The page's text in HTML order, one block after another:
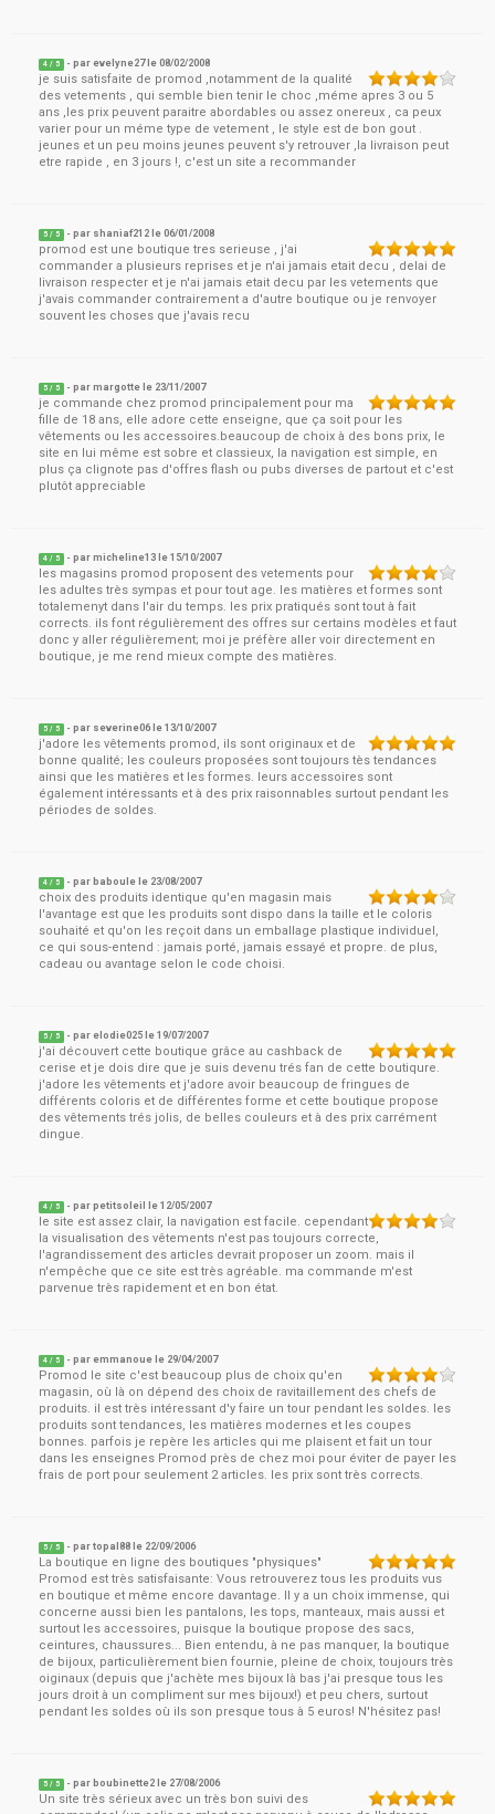
4 / 5 - parevelyne27le08/02/2008
je suis satisfaite de promod ,notamment de la qualité
des vetements , qui semble bien tenir le choc ,méme apres 3 ou 5
ans ,les prix peuvent paraitre abordables ou assez onereux , ca peux
varier pour un méme type de vetement , le style est de bon gout .
jeunes et un peu moins jeunes peuvent s'y retrouver ,la livraison peut
etre rapide , en 3 jours !, c'est un site a recommander
5 / 5 - par shaniaf212 le06/01/2008
promod est une boutique tres serieuse , j'ai
commander a plusieurs reprises et je n'ai jamais etait decu , delai de
livraison respecter et je n'ai jamais etait decu par les vetements que
j'avais commander contrairement a d'autre boutique ou je renvoyer
souvent les choses que j'avais recu
5 / 5 - parmargotte le 23/11/2007
je commande chez promod principalement pour ma
fille de 18 ans, elle adore cette enseigne, que ça soit pour les
vêtements ou les accessoires.beaucoup de choix à des bons prix, le
site en lui même est sobre et classieux, la navigation est simple, en
plus ça clignote pas d'offres flash ou pubs diverses de partout et c'est
plutôt appreciable
4 / 5 - parmicheline13 le15/10/2007
les magasins promod proposent des vetements pour
les adultes très sympas et pour tout age. les matières et formes sont
totalemenyt dans l'air du temps. les prix pratiqués sont tout à fait
corrects. ils font régulièrement des offres sur certains modèles et faut
donc y aller régulièrement; moi je préfère aller voir directement en
boutique, je me rend mieux compte des matières.
5 / 5 - par severine06le13/10/2007
j'adore les vêtements promod, ils sont originaux et de
bonne qualité; les couleurs proposées sont toujours tès tendances
ainsi que les matières et les formes. leurs accessoires sont
également intéressants et à des prix raisonnables surtout pendant les
périodes de soldes.
4 / 5 - par baboule le 23/08/2007
choix des produits identique qu'en magasin mais
l'avantage est que les produits sont dispo dans la taille et le coloris
souhaité et qu'on les reçoit dans un emballage plastique individuel,
ce qui sous-entend : jamais porté, jamais essayé et propre. de plus,
cadeau ou avantage selon le code choisi.
5 / 5 - parelodie025 le19/07/2007
j'ai découvert cette boutique grâce au cashback de
cerise et je dois dire que je suis devenu trés fan de cette boutiqure.
j'adore les vêtements et j'adore avoir beaucoup de fringues de
différents coloris et de différentes forme et cette boutique propose
des vêtements trés jolis, de belles couleurs et à des prix carrément
dingue.
4 / 5 - parpetitsoleil le12/05/2007
le site est assez clair, la navigation est facile. cependant
la visualisation des vêtements n'est pas toujours correcte,
l'agrandissement des articles devrait proposer un zoom. mais il
n'empêche que ce site est très agréable. ma commande m'est
parvenue très rapidement et en bon état.
4 / 5 - paremmanoue le 29/04/2007
Promod le site c'est beaucoup plus de choix qu'en
magasin, où là on dépend des choix de ravitaillement des chefs de
produits. il est très intéressant d'y faire un tour pendant les soldes. les
produits sont tendances, les matières modernes et les coupes
bonnes. parfois je repère les articles qui me plaisent et fait un tour
dans les enseignes Promod près de chez moi pour éviter de payer les
frais de port pour seulement 2 articles. les prix sont très corrects.
5 / 5 - partopal88 le 22/09/2006
La boutique en ligne des boutiques "physiques"
Promod est très satisfaisante: Vous retrouverez tous les produits vus
en boutique et même encore davantage. Il y a un choix immense, qui
concerne aussi bien les pantalons, les tops, manteaux, mais aussi et
surtout les accessoires, puisque la boutique propose des sacs,
ceintures, chaussures... Bien entendu, à ne pas manquer, la boutique
de bijoux, particulièrement bien fournie, pleine de choix, toujours très
oiginaux (depuis que j'achète mes bijoux là bas j'ai presque tous les
jours droit à un compliment sur mes bijoux!) et peu chers, surtout
pendant les soldes où ils son presque tous à 5 euros! N'hésitez pas!
5 / 5 - par boubinette2 le 27/08/2006
Un site très sérieux avec un très bon suivi des